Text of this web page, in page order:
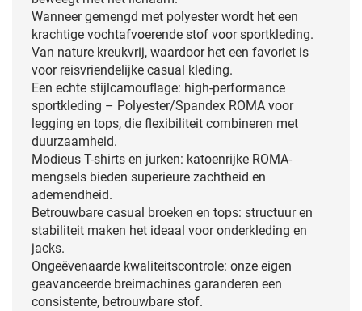
Wanneer gemengd met polyester wordt het een
krachtige vochtafvoerende stof voor sportkleding.
Van nature kreukvrij, waardoor het een favoriet is
voor reisvriendelijke casual kleding.
Een echte stijlcamouflage: high-performance
sportkleding – Polyester/Spandex ROMA voor
legging en tops, die flexibiliteit combineren met
duurzaamheid.
Modieus T-shirts en jurken: katoenrijke ROMA-
mengsels bieden superieure zachtheid en
ademendheid.
Betrouwbare casual broeken en tops: structuur en
stabiliteit maken het ideaal voor onderkleding en
jacks.
Ongeëvenaarde kwaliteitscontrole: onze eigen
geavanceerde breimachines garanderen een
consistente, betrouwbare stof.